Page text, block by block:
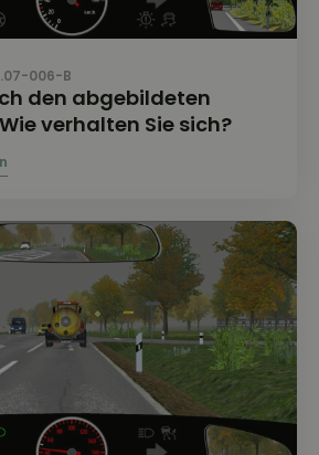
006-B
den abgebildeten
verhalten Sie sich?